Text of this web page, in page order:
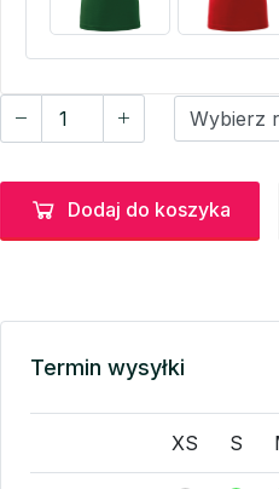
Dodaj do koszyka
Termin wysyłki
XS S